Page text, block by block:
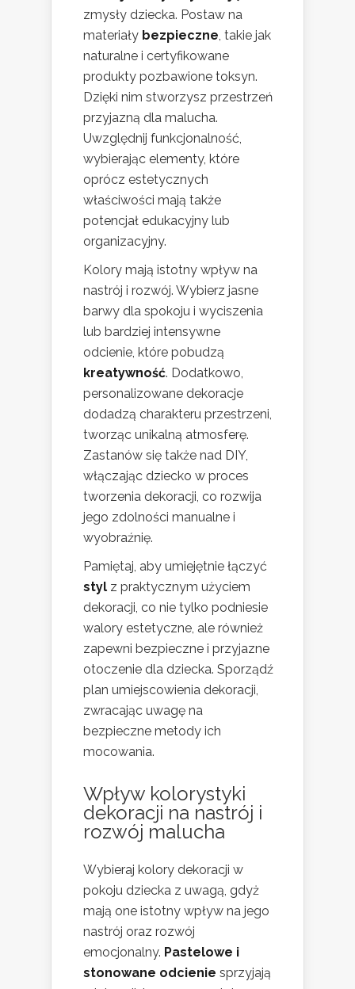
zmysły dziecka. Postaw na
materiały bezpieczne, takie jak
naturalne i certyfikowane
produkty pozbawione toksyn.
Dzięki nim stworzysz przestrzeń
przyjazną dla malucha.
Uwzględnij funkcjonalność,
wybierając elementy, które
oprócz estetycznych
właściwości mają także
potencjał edukacyjny lub
organizacyjny.
Kolory mają istotny wpływ na
nastrój i rozwój. Wybierz jasne
barwy dla spokoju i wyciszenia
lub bardziej intensywne
odcienie, które pobudzą
kreatywność. Dodatkowo,
personalizowane dekoracje
dodadzą charakteru przestrzeni,
tworząc unikalną atmosferę.
Zastanów się także nad DIY,
włączając dziecko w proces
tworzenia dekoracji, co rozwija
jego zdolności manualne i
wyobraźnię.
Pamiętaj, aby umiejętnie łączyć
styl z praktycznym użyciem
dekoracji, co nie tylko podniesie
walory estetyczne, ale również
zapewni bezpieczne i przyjazne
otoczenie dla dziecka. Sporządź
plan umiejscowienia dekoracji,
zwracając uwagę na
bezpieczne metody ich
mocowania.
Wpływ kolorystyki
dekoracji na nastrój i
rozwój malucha
Wybieraj kolory dekoracji w
pokoju dziecka z uwagą, gdyż
mają one istotny wpływ na jego
nastrój oraz rozwój
emocjonalny. Pastelowe i
stonowane odcienie sprzyjają